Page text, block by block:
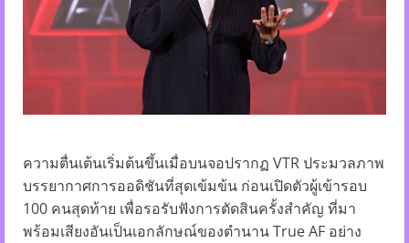
ความตื่นเต้นเริ่มต้นขึ้นเมื่อบนจอปรากฏ VTR ประมวลภาพ
บรรยากาศการออดิชันที่สุดเข้มข้น ก่อนเปิดตัวผู้เข้ารอบ
100 คนสุดท้าย เพื่อรอรับฟังการตัดสินครั้งสำคัญ ที่มา
พร้อมเสียงอันเป็นเอกลักษณ์ของตำนาน True AF อย่าง